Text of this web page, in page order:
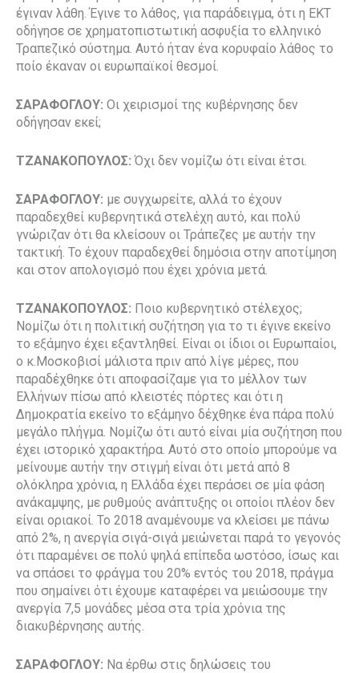
έγιναν λάθη. Έγινε το λάθος, για παράδειγμα, ότι η ΕΚΤ
οδήγησε σε χρηματοπιστωτική ασφυξία το ελληνικό
Τραπεζικό σύστημα. Αυτό ήταν ένα κορυφαίο λάθος το
ποίο έκαναν οι ευρωπαϊκοί θεσμοί.
ΣΑΡΑΦΟΓΛΟΥ: Οι χειρισμοί της κυβέρνησης δεν
οδήγησαν εκεί;
ΤΖΑΝΑΚΟΠΟΥΛΟΣ:Όχι δεν νομίζω ότι είναι έτσι.
ΣΑΡΑΦΟΓΛΟΥ: με συγχωρείτε, αλλά το έχουν
παραδεχθεί κυβερνητικά στελέχη αυτό, και πολύ
γνώριζαν ότι θα κλείσουν οι Τράπεζες με αυτήν την
τακτική. Το έχουν παραδεχθεί δημόσια στην αποτίμηση
και στον απολογισμό που έχει χρόνια μετά.
ΤΖΑΝΑΚΟΠΟΥΛΟΣ: Ποιο κυβερνητικό στέλεχος;
Νομίζω ότι η πολιτική συζήτηση για το τι έγινε εκείνο
το εξάμηνο έχει εξαντληθεί. Είναι οι ίδιοι οι Ευρωπαίοι,
ο κ.Μοσκοβισί μάλιστα πριν από λίγε μέρες, που
παραδέχθηκε ότι αποφασίζαμε για το μέλλον των
Ελλήνων πίσω από κλειστές πόρτες και ότι η
Δημοκρατία εκείνο το εξάμηνο δέχθηκε ένα πάρα πολύ
μεγάλο πλήγμα. Νομίζω ότι αυτό είναι μία συζήτηση που
έχει ιστορικό χαρακτήρα. Αυτό στο οποίο μπορούμε να
μείνουμε αυτήν την στιγμή είναι ότι μετά από 8
ολόκληρα χρόνια, η Ελλάδα έχει περάσει σε μία φάση
ανάκαμψης, με ρυθμούς ανάπτυξης οι οποίοι πλέον δεν
είναι οριακοί. Το 2018 αναμένουμε να κλείσει με πάνω
από 2%, η ανεργία σιγά-σιγά μειώνεται παρά το γεγονός
ότι παραμένει σε πολύ ψηλά επίπεδα ωστόσο, ίσως και
να σπάσει το φράγμα του 20% εντός του 2018, πράγμα
που σημαίνει ότι έχουμε καταφέρει να μειώσουμε την
ανεργία 7,5 μονάδες μέσα στα τρία χρόνια της
διακυβέρνησης αυτής.
ΣΑΡΑΦΟΓΛΟΥ: Να έρθω στις δηλώσεις του